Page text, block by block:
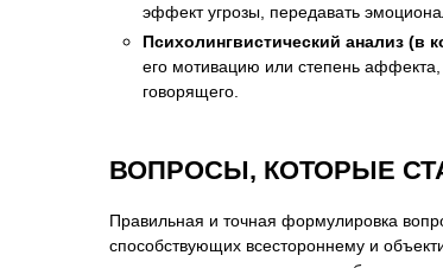
эффект угрозы, передавать
Психолингвистический анализ (в
его мотивацию или степень аффекта,
говорящего.
ВОПРОСЫ, КОТОРЫЕ
Правильная и точная формулировка
способствующих всестороннему и